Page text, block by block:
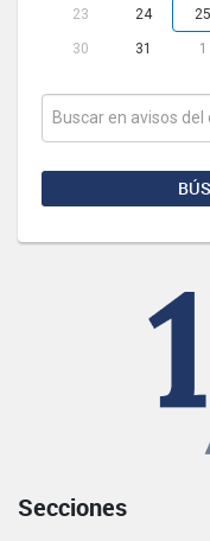
23 24 25
30 31 1
Secciones